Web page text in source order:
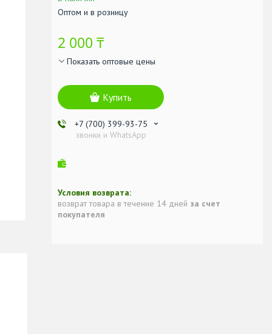
Оптом и в розницу
2 000 ₸
Показать оптовые цены
Купить
+7 (700) 399-93-75
звонки и WhatsApp
возврат товара в течение 14 дней за счет
покупателя